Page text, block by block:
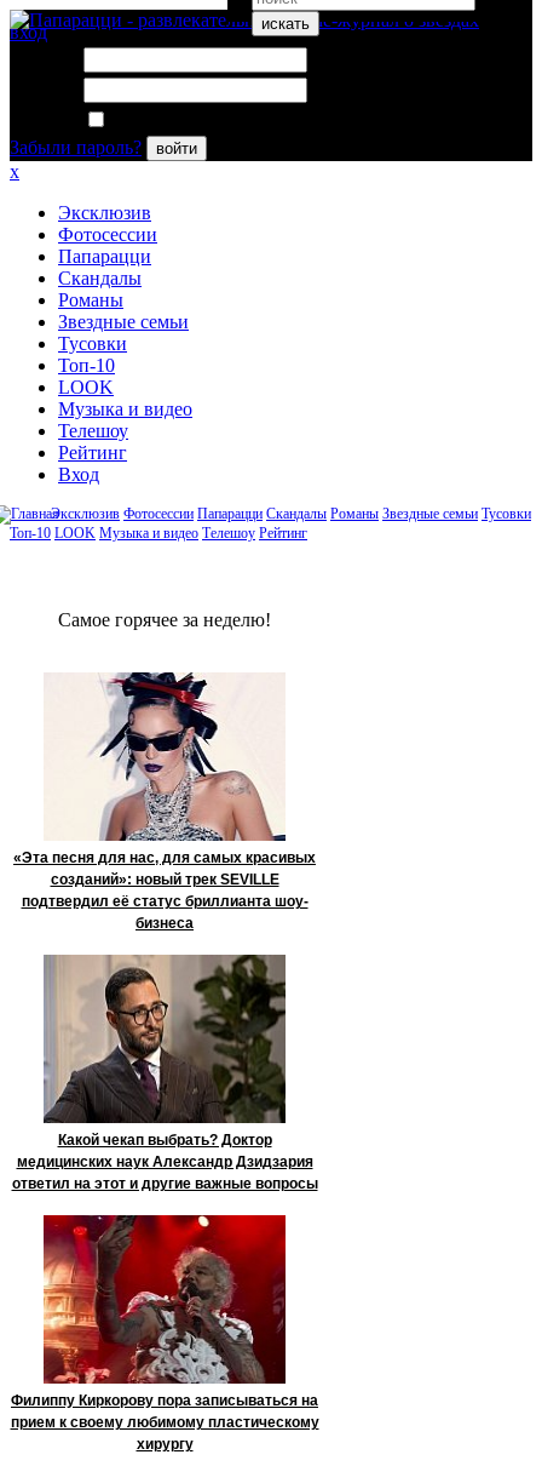
искать
вход
Забыли пароль?
войти
x
Эксклюзив
Фотосессии
Папарацци
Скандалы
Романы
Звездные семьи
Тусовки
Топ-10
LOOK
Музыка и видео
Телешоу
Рейтинг
Вход
Эксклюзив Фотосессии Папарацци Скандалы Романы Звездные семьи Тусовки
Топ-10 LOOK Музыка и видео Телешоу Рейтинг
Сaмое гoрячее за неделю!
«Эта песня для нас, для самых красивых
созданий»: новый трек SEVILLE
подтвердил её статус бриллианта шоу-
бизнеса
Какой чекап выбрать? Доктор
медицинских наук Александр Дзидзария
ответил на этот и другие важные вопросы
Филиппу Киркорову пора записываться на
прием к своему любимому пластическому
хирургу